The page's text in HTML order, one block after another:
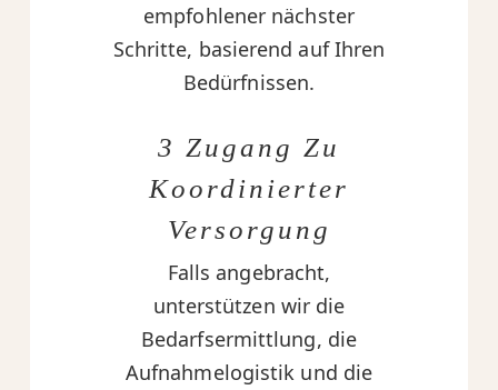
empfohlener nächster
Schritte, basierend auf Ihren
Bedürfnissen.
3 Zugang Zu
Koordinierter
Versorgung
Falls angebracht,
unterstützen wir die
Bedarfsermittlung, die
Aufnahmelogistik und die